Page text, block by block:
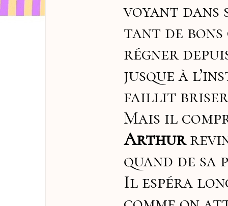
voyant
tant de
régner
jusque à
faillit briser
Mais il
Arthur
quand de
Il espéra